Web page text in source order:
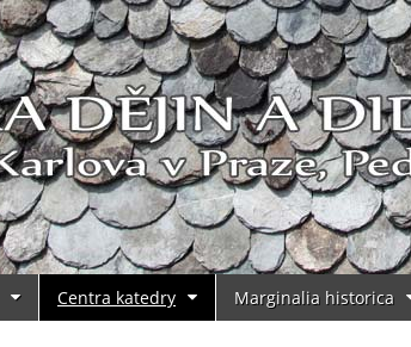
Centra katedry Marginalia historica